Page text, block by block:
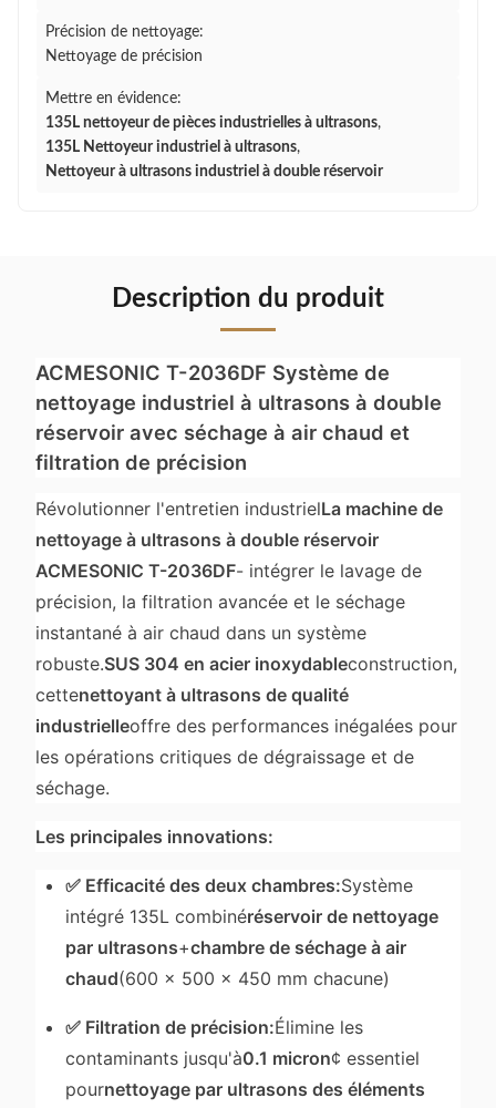
Précision de nettoyage:
Nettoyage de précision
Mettre en évidence:
135L nettoyeur de pièces industrielles à ultrasons,
135L Nettoyeur industriel à ultrasons,
Nettoyeur à ultrasons industriel à double réservoir
Description du produit
ACMESONIC T-2036DF Système de
nettoyage industriel à ultrasons à double
réservoir avec séchage à air chaud et
filtration de précision
Révolutionner l'entretien industrielLa machine de
nettoyage à ultrasons à double réservoir
ACMESONIC T-2036DF- intégrer le lavage de
précision, la filtration avancée et le séchage
instantané à air chaud dans un système
robuste.SUS 304 en acier inoxydableconstruction,
cettenettoyant à ultrasons de qualité
industrielleoffre des performances inégalées pour
les opérations critiques de dégraissage et de
séchage.
Les principales innovations:
✅ Efficacité des deux chambres:Système
intégré 135L combinéréservoir de nettoyage
par ultrasons+chambre de séchage à air
chaud(600 × 500 × 450 mm chacune)
✅ Filtration de précision:Élimine les
contaminants jusqu'à0.1 micron¢ essentiel
pournettoyage par ultrasons des éléments